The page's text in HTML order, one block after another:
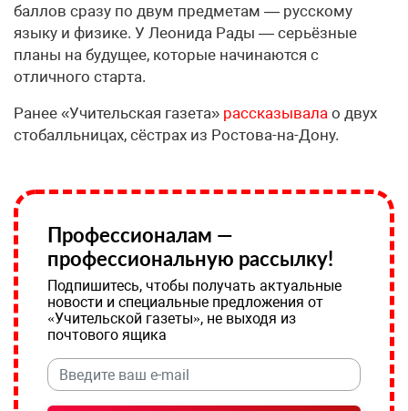
баллов сразу по двум предметам — русскому
языку и физике. У Леонида Рады — серьёзные
планы на будущее, которые начинаются с
отличного старта.
Ранее «Учительская газета» рассказывала о двух
стобалльницах, сёстрах из Ростова-на-Дону.
Профессионалам —
профессиональную рассылку!
Подпишитесь, чтобы получать актуальные
новости и специальные предложения от
«Учительской газеты», не выходя из
почтового ящика